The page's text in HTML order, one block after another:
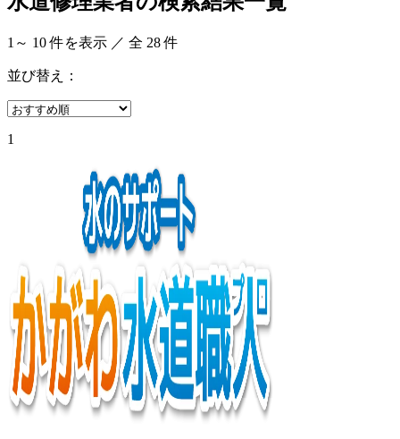
1 ～ 10 件を表示 ／ 全 28件
並び替え：
1